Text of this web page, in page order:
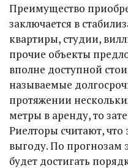
Преимущество
заключается в
квартиры, студии,
прочие объекты
вполне доступной
называемые
протяжении
метры в аренду, то
Риелторы считают,
выгоду. По прогнозам
будет достигать